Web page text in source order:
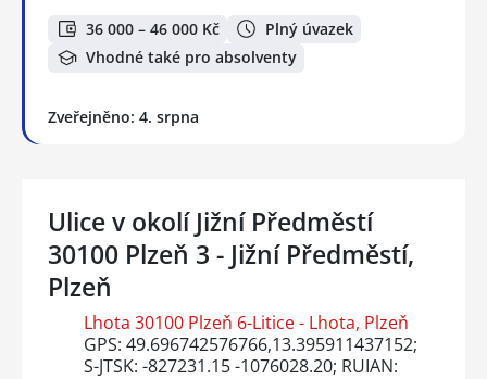
36 000 – 46 000 Kč
Plný úvazek
Vhodné také pro absolventy
Zveřejněno: 4. srpna
Ulice v okolí Jižní Předměstí
30100 Plzeň 3 - Jižní Předměstí,
Plzeň
Lhota 30100 Plzeň 6-Litice - Lhota, Plzeň
GPS: 49.696742576766,13.395911437152;
S-JTSK: -827231.15 -1076028.20; RUIAN: